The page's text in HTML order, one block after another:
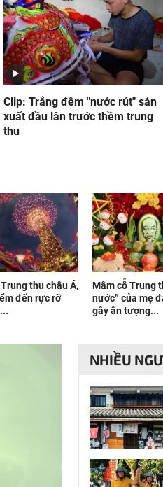
Clip: Trắng đêm "nước rút" sản
xuất đầu lân trước thềm trung
thu
thu châu Á,
đến rực rỡ
Mâm cỗ Trung
nước” của mẹ
gây ấn tượng...
NHIỀU